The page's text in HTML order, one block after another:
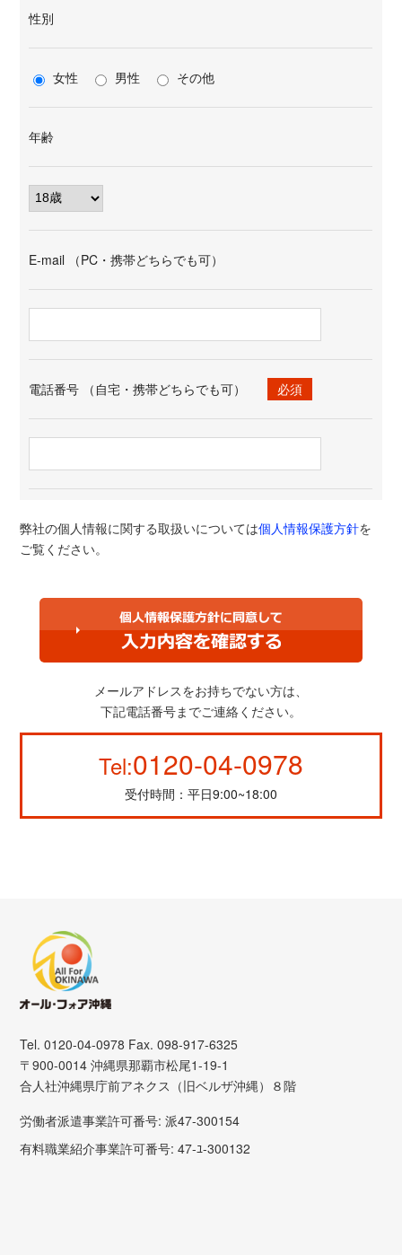
性別
女性 男性 その他
年齢
E-mail （PC・携帯どちらでも可）
電話番号 （自宅・携帯どちらでも可） 必須
弊社の個人情報に関する取扱いについては個人情報保護方針を
ご覧ください。
メールアドレスをお持ちでない方は、
下記電話番号までご連絡ください。
Tel:0120-04-0978
受付時間：平日9:00~18:00
Tel. 0120-04-0978 Fax. 098-917-6325
〒900-0014 沖縄県那覇市松尾1-19-1
合人社沖縄県庁前アネクス（旧ベルザ沖縄）８階
労働者派遣事業許可番号: 派47-300154
有料職業紹介事業許可番号: 47-ﾕ-300132